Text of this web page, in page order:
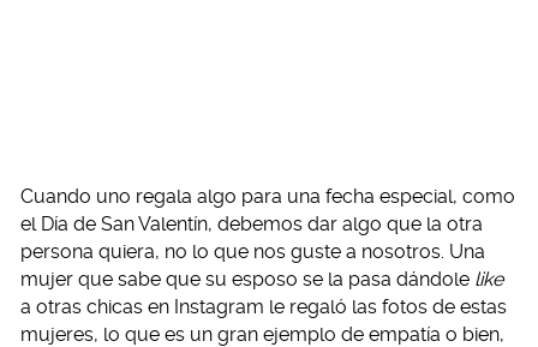
Cuando uno regala algo para una fecha especial, como
el Día de San Valentín, debemos dar algo que la otra
persona quiera, no lo que nos guste a nosotros. Una
mujer que sabe que su esposo se la pasa dándole like
a otras chicas en Instagram le regaló las fotos de estas
mujeres, lo que es un gran ejemplo de empatía o bien,